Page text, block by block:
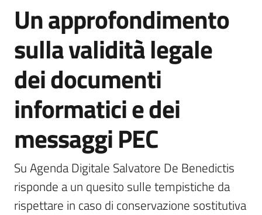
Archivio
storico
Conservazione
Argomenti
Salta al contenuto
Un approfondimento
sulla validità legale
dei documenti
informatici e dei
messaggi PEC
Su Agenda Digitale Salvatore De Benedictis
risponde a un quesito sulle tempistiche da
rispettare in caso di conservazione sostitutiva